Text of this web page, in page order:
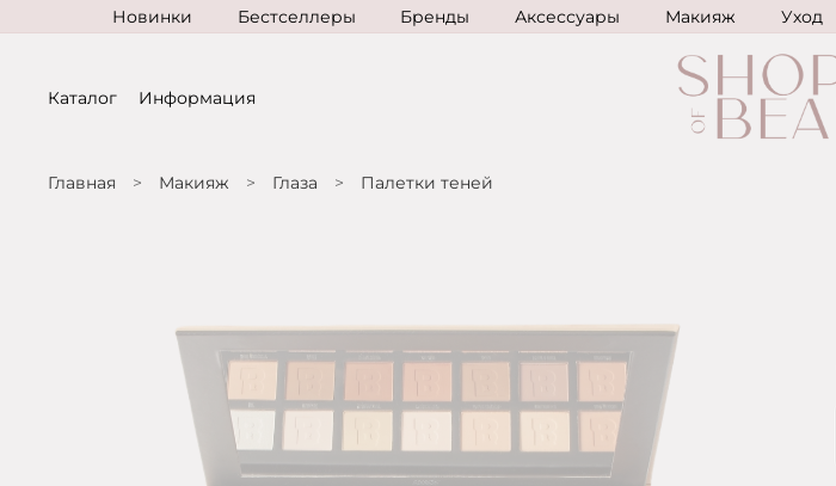
Новинки Бестселлеры Бренды Аксессуары Макияж Уход
Каталог Информация
Главная Макияж Глаза Палетки теней